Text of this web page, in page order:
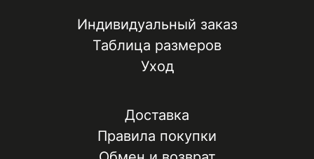
Индивидуальный заказ
Таблица размеров
Уход
Доставка
Правила покупки